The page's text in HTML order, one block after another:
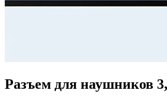
Разъем для наушников